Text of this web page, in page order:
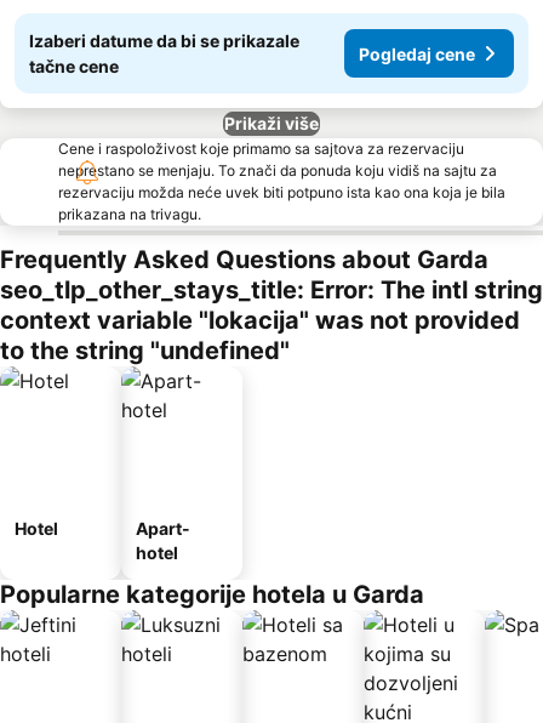
Izaberi datume da bi se prikazale
tačne cene
Pogledaj cene
Prikaži više
Cene i raspoloživost koje primamo sa sajtova za rezervaciju
neprestano se menjaju. To znači da ponuda koju vidiš na sajtu za
rezervaciju možda neće uvek biti potpuno ista kao ona koja je bila
prikazana na trivagu.
Frequently Asked Questions about Garda
seo_tlp_other_stays_title: Error: The intl string
context variable "lokacija" was not provided
to the string "undefined"
Hotel
Apart-
hotel
Popularne kategorije hotela u Garda